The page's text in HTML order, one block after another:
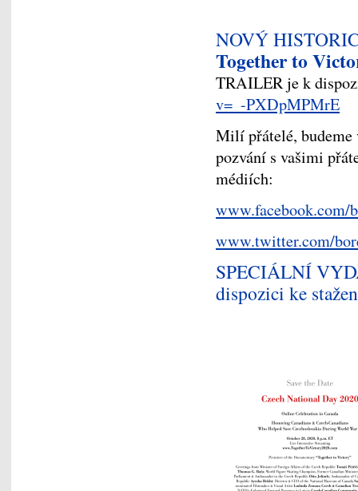
NOVÝ
Together to
TRAILER je k
v=_-PXDpMPMrE
Milí přátelé, budeme
pozvání s vašimi
médiích:
www.facebook.com/
www.twitter.com/
SPECIÁLNÍ
dispozici ke